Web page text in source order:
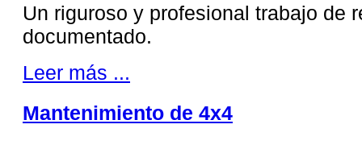
Un riguroso y profesional trabajo de
documentado.
Leer más ...
Mantenimiento de 4x4